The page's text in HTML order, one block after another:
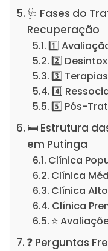
🩺 Fases do
Recuperação
1️⃣
2️⃣
3️⃣
4️⃣
5️⃣ Pós-
🛏️ Estrutura
em Putinga
Clínica
Clínica
Clínica
Clínica
⭐
❓ Perguntas